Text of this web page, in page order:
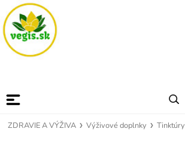
ZDRAVIE A VÝŽIVA Výživové doplnky Tinktúry